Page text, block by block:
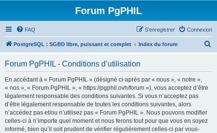
Forum PgPHIL
FAQ Connexion
S’enregistrer
PostgreSQL : SGBD libre, puissant et complet Index du forum
Forum PgPHIL - Conditions d’utilisation
En accédant à « Forum PgPHIL » (désigné ci-après par « nous », « notre »,
« nos », « Forum PgPHIL », « https://pgphil.ovh/forum »), vous acceptez d’être
légalement responsable des conditions suivantes. Si vous n’acceptez pas
d’être légalement responsable de toutes les conditions suivantes, alors
n’accédez pas et/ou n’utilisez pas « Forum PgPHIL ». Nous pouvons modifier
celles-ci à n’importe quel moment et nous ferons tout pour que vous en soyez
informé, bien qu’il soit prudent de vérifier régulièrement celles-ci par vous-